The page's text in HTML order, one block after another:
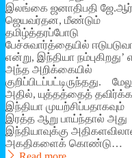
இலங்கை ஜனாதிபதி
ஜெயவர்தன, மீண்டும்
தமிழ்த்தரப்போடு
பேச்சுவார்த்தையில்
என்று, இந்தியா நம்புகிறது’
அந்த அறிக்கையில்
குறிப்பிடப்பட்டிருந்தது.
அதில், யுத்தத்தைத்
இந்தியா முயற்சிப்பதாகவும்
இரத்த ஆறு பாய்ந்தால் அது
இந்தியாவுக்கு
அகதிகளைக் கொண்டு…